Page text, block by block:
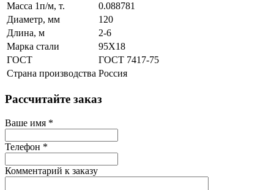
Масса 1п/м, т.
0.088781
Диаметр, мм
120
Длина, м
2-6
Марка стали
95Х18
ГОСТ
ГОСТ 7417-75
Страна производства Россия
Рассчитайте заказ
Ваше имя *
Телефон *
Комментарий к заказу